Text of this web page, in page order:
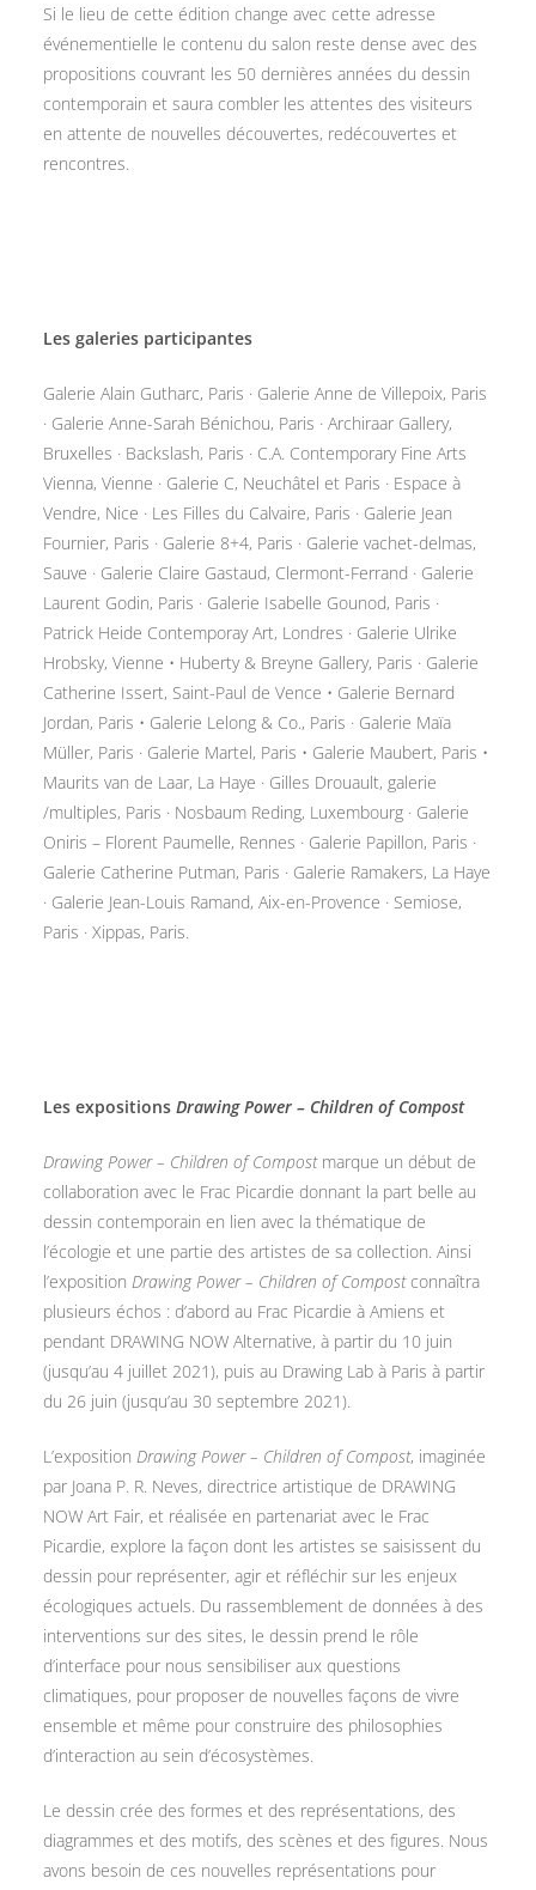
Si le lieu de cette édition change avec cette adresse
événementielle le contenu du salon reste dense avec des
propositions couvrant les 50 dernières années du dessin
contemporain et saura combler les attentes des visiteurs
en attente de nouvelles découvertes, redécouvertes et
rencontres.
Les galeries participantes
Galerie Alain Gutharc, Paris · Galerie Anne de Villepoix, Paris
· Galerie Anne-Sarah Bénichou, Paris · Archiraar Gallery,
Bruxelles · Backslash, Paris · C.A. Contemporary Fine Arts
Vienna, Vienne · Galerie C, Neuchâtel et Paris · Espace à
Vendre, Nice · Les Filles du Calvaire, Paris · Galerie Jean
Fournier, Paris · Galerie 8+4, Paris · Galerie vachet-delmas,
Sauve · Galerie Claire Gastaud, Clermont-Ferrand · Galerie
Laurent Godin, Paris · Galerie Isabelle Gounod, Paris ·
Patrick Heide Contemporay Art, Londres · Galerie Ulrike
Hrobsky, Vienne • Huberty & Breyne Gallery, Paris · Galerie
Catherine Issert, Saint-Paul de Vence • Galerie Bernard
Jordan, Paris • Galerie Lelong & Co., Paris · Galerie Maïa
Müller, Paris · Galerie Martel, Paris • Galerie Maubert, Paris •
Maurits van de Laar, La Haye · Gilles Drouault, galerie
/multiples, Paris · Nosbaum Reding, Luxembourg · Galerie
Oniris – Florent Paumelle, Rennes · Galerie Papillon, Paris ·
Galerie Catherine Putman, Paris · Galerie Ramakers, La Haye
· Galerie Jean-Louis Ramand, Aix-en-Provence · Semiose,
Paris · Xippas, Paris.
Les expositions Drawing Power – Children of Compost
Drawing Power – Children of Compost marque un début de
collaboration avec le Frac Picardie donnant la part belle au
dessin contemporain en lien avec la thématique de
l’écologie et une partie des artistes de sa collection. Ainsi
l’exposition Drawing Power – Children of Compost connaîtra
plusieurs échos : d’abord au Frac Picardie à Amiens et
pendant DRAWING NOW Alternative, à partir du 10 juin
(jusqu’au 4 juillet 2021), puis au Drawing Lab à Paris à partir
du 26 juin (jusqu’au 30 septembre 2021).
L’exposition Drawing Power – Children of Compost, imaginée
par Joana P. R. Neves, directrice artistique de DRAWING
NOW Art Fair, et réalisée en partenariat avec le Frac
Picardie, explore la façon dont les artistes se saisissent du
dessin pour représenter, agir et réfléchir sur les enjeux
écologiques actuels. Du rassemblement de données à des
interventions sur des sites, le dessin prend le rôle
d’interface pour nous sensibiliser aux questions
climatiques, pour proposer de nouvelles façons de vivre
ensemble et même pour construire des philosophies
d’interaction au sein d’écosystèmes.
Le dessin crée des formes et des représentations, des
diagrammes et des motifs, des scènes et des figures. Nous
avons besoin de ces nouvelles représentations pour